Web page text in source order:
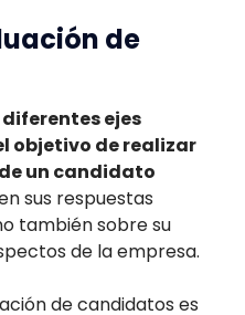
de
diferentes ejes
objetivo de realizar
un candidato
sus respuestas
también sobre su
de la empresa.
de candidatos es